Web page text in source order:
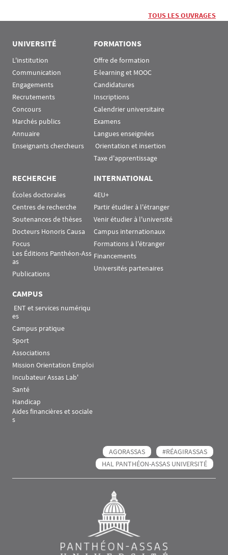
TOUS LES OUVRAGES
UNIVERSITÉ
L'institution
Communication
Engagements
Recrutements
Concours
Marchés publics
Annuaire
Enseignants chercheurs
FORMATIONS
Offre de formation
E-learning et MOOC
Candidatures
Inscriptions
Calendrier universitaire
Examens
Langues enseignées
Orientation et insertion
Taxe d'apprentissage
RECHERCHE
Écoles doctorales
Centres de recherche
Soutenances de thèses
Docteurs Honoris Causa
Focus
Les Éditions Panthéon-Ass
as
Publications
INTERNATIONAL
4EU+
Partir étudier à l'étranger
Venir étudier à l'université
Campus internationaux
Formations à l'étranger
Financements
Universités partenaires
CAMPUS
es
Campus pratique
Sport
Associations
Mission Orientation Emploi
Incubateur Assas Lab'
Santé
Handicap
Aides financières et sociale
s
AGORASSAS
#RÉAGIRASSAS
HAL PANTHÉON-ASSAS UNIVERSITÉ